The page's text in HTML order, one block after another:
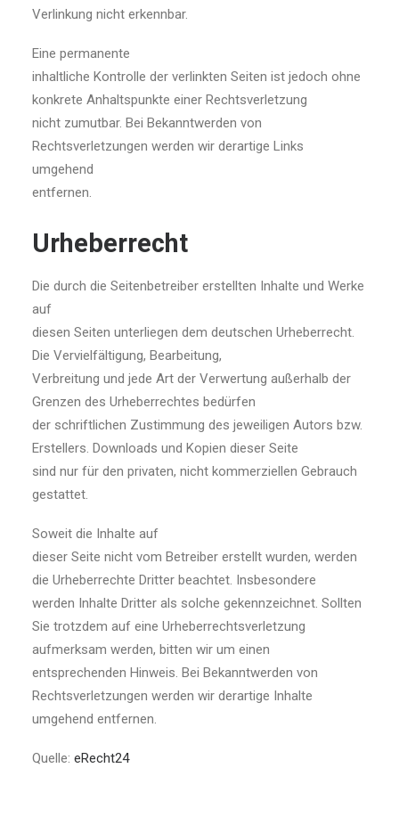
Verlinkung nicht erkennbar.
Eine permanente
inhaltliche Kontrolle der verlinkten Seiten ist jedoch ohne
konkrete Anhaltspunkte einer Rechtsverletzung
nicht zumutbar. Bei Bekanntwerden von
Rechtsverletzungen werden wir derartige Links
umgehend
entfernen.
Urheberrecht
Die durch die Seitenbetreiber erstellten Inhalte und Werke
auf
diesen Seiten unterliegen dem deutschen Urheberrecht.
Die Vervielfältigung, Bearbeitung,
Verbreitung und jede Art der Verwertung außerhalb der
Grenzen des Urheberrechtes bedürfen
der schriftlichen Zustimmung des jeweiligen Autors bzw.
Erstellers. Downloads und Kopien dieser Seite
sind nur für den privaten, nicht kommerziellen Gebrauch
gestattet.
Soweit die Inhalte auf
dieser Seite nicht vom Betreiber erstellt wurden, werden
die Urheberrechte Dritter beachtet. Insbesondere
werden Inhalte Dritter als solche gekennzeichnet. Sollten
Sie trotzdem auf eine Urheberrechtsverletzung
aufmerksam werden, bitten wir um einen
entsprechenden Hinweis. Bei Bekanntwerden von
Rechtsverletzungen werden wir derartige Inhalte
umgehend entfernen.
Quelle: eRecht24